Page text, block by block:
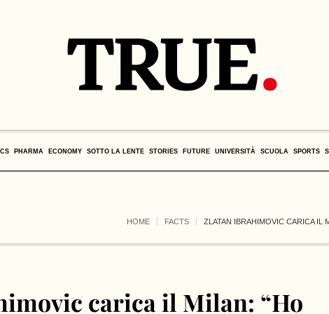
PHARMA ECONOMY SOTTO LA LENTE STORIES FUTURE UNIVERSITÀ SCUOLA SPORTS
HOME FACTS ZLATAN IBRAHIMOVIC CARICA IL
carica il Milan: “Ho